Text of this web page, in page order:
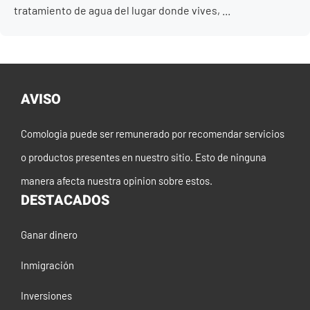
tratamiento de agua del lugar donde vives, ...
AVISO
Comologia puede ser remunerado por recomendar servicios
o productos presentes en nuestro sitio. Esto de ninguna
manera afecta nuestra opinion sobre estos.
DESTACADOS
Ganar dinero
Inmigración
Inversiones